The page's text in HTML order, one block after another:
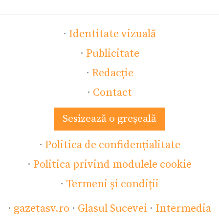
· Identitate vizuală
· Publicitate
· Redacție
· Contact
Sesizează o greșeală
· Politica de confidențialitate
· Politica privind modulele cookie
· Termeni și condiții
· gazetasv.ro · Glasul Sucevei · Intermedia